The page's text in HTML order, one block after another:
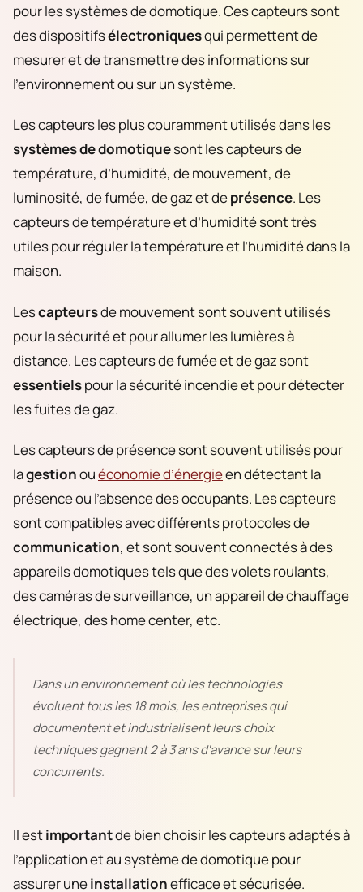
pour les systèmes de domotique. Ces capteurs sont
des dispositifsélectroniquesqui permettent de
mesurer et de transmettre des informations sur
l’environnement ou sur un système.
Les capteurs les plus couramment utilisés dans les
systèmes de domotiquesont les capteurs de
température, d’humidité, de mouvement, de
luminosité, de fumée, de gaz et deprésence. Les
capteurs de température et d’humidité sont très
utiles pour réguler la température et l’humidité dans la
maison.
Lescapteursde mouvement sont souvent utilisés
pour la sécurité et pour allumer les lumières à
distance. Les capteurs de fumée et de gaz sont
essentielspour la sécurité incendie et pour détecter
les fuites de gaz.
Les capteurs de présence sont souvent utilisés pour
lagestionouéconomie d’énergieen détectant la
présence ou l’absence des occupants. Les capteurs
sont compatibles avec différents protocoles de
communication, et sont souvent connectés à des
appareils domotiques tels que des volets roulants,
des caméras de surveillance, un appareil de chauffage
électrique, des home center, etc.
Dans un environnement où les technologies
évoluent tous les 18 mois, les entreprises qui
documentent et industrialisent leurs choix
techniques gagnent 2 à 3 ans d'avance sur leurs
concurrents.
Il estimportantde bien choisir les capteurs adaptés à
l’application et au système de domotique pour
assurer uneinstallationefficace et sécurisée.